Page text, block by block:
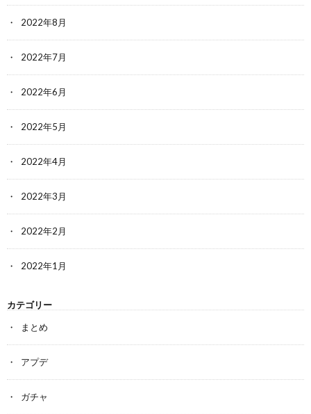
2022年8月
2022年7月
2022年6月
2022年5月
2022年4月
2022年3月
2022年2月
2022年1月
カテゴリー
まとめ
アプデ
ガチャ